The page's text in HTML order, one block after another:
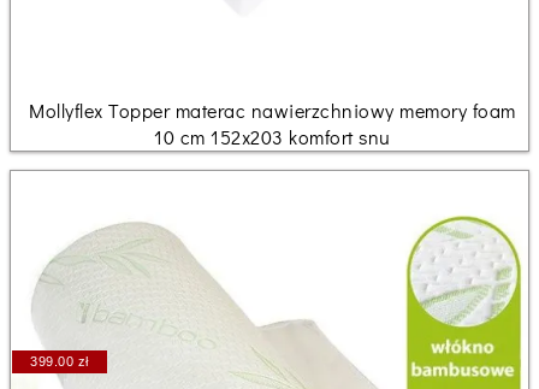
Mollyflex Topper materac nawierzchniowy memory foam
10 cm 152x203 komfort snu
399.00 zł